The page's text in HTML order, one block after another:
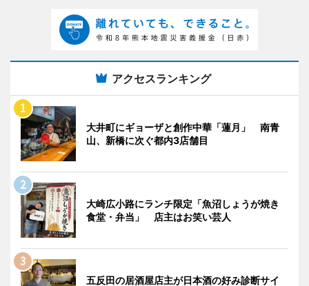
アクセスランキング
大井町にギョーザと創作中華「蓮月」 南青
山、新橋に次ぐ都内3店舗目
大崎広小路にランチ限定「魚沼しょうが焼き
食堂・弁当」 店主はお笑い芸人
五反田の居酒屋店主が日本酒の好み診断サイ